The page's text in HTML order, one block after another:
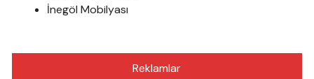
İnegöl Mobilyası
Reklamlar